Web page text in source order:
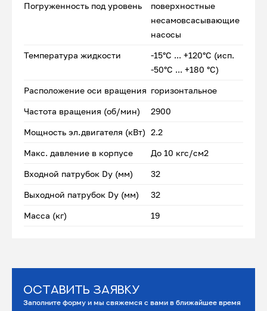
Погруженность под уровень
поверхностные
несамовсасывающие
насосы
Температура жидкости
-15°С ... +120°С (исп.
-50°С ... +180 °С)
Расположение оси вращения горизонтальное
Частота вращения (об/мин) 2900
Мощность эл.двигателя (кВт) 2.2
Макс. давление в корпусе До 10 кгс/см2
Входной патрубок Dу (мм) 32
Выходной патрубок Dу (мм) 32
Масса (кг) 19
Оставить заявку
Заполните форму и мы свяжемся с вами в ближайшее время